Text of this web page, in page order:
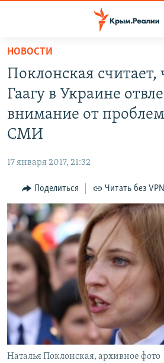
Вернуться
основному
содержанию
Вернутся
главной
Вернутся
поиску
КАРТА ВОЕННЫХ ОБЪЕКТОВ КРЫМА
ИСТОРИЯ
ИНТЕРАКТИВ
ИНФОГРАФИКА
ТЕЛЕПРОЕКТ КРЫМ.РЕАЛИИ
СОВЕТЫ ПРАВОЗАЩИТНИКОВ
ПРОПАВШИЕ БЕЗ ВЕСТИ
ПОБЕДИТЕЛЕЙ НЕ СУДЯТ?
КРЫМ.НЕПОКОРЕННЫЙ
ELIFBE
УКРАИНСКАЯ ПРОБЛЕМА КРЫМА
РАДІО СВОБОДА
КАК ОБОЙТИ БЛОКИРОВКУ
Українською
Qırımtatar
ПРИСОЕДИНЯЙТЕСЬ!
Все сайты RFE/RL
НОВОСТИ
Поклонская считает,
Гаагу в Украине
внимание от проблем
СМИ
17 января 2017, 21:32
Поделиться Читать без VPN
Наталья Поклонская, архивное фото